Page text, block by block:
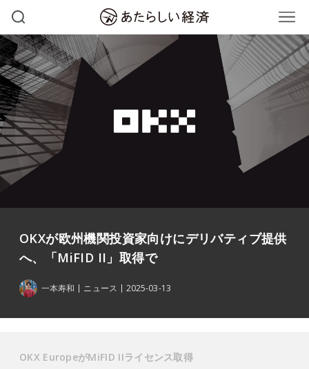
OKXが欧州機関投資家向けにデリバティブ提供
へ、「MiFID II」取得で
一本寿和 ニュース 2025-03-13
OKX EuropeがMiFID IIライセンス取得